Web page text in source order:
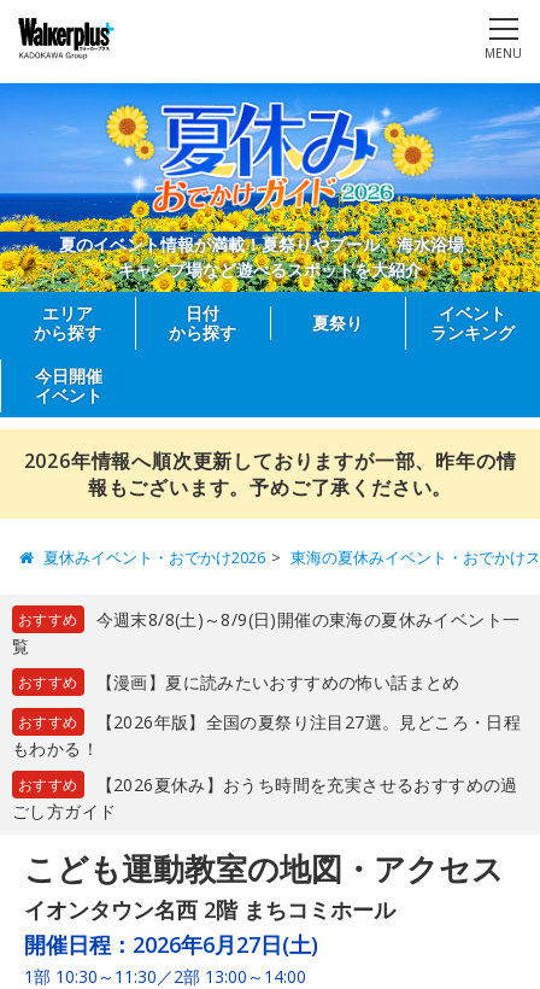
MENU
夏のイベント情報が満載！夏祭りやプール、海水浴場、
キャンプ場など遊べるスポットを大紹介
エリア
から探す
日付
から探す
夏祭り
イベント
ランキング
今日開催
イベント
2026年情報へ順次更新しておりますが一部、昨年の情
報もございます。予めご了承ください。
夏休みイベント・おでかけ2026 東海の夏休みイベント・おでかけ
おすすめ
今週末8/8(土)～8/9(日)開催の東海の夏休みイベント一
覧
おすすめ 【漫画】夏に読みたいおすすめの怖い話まとめ
おすすめ
【2026年版】全国の夏祭り注目27選。見どころ・日程
もわかる！
おすすめ
【2026夏休み】おうち時間を充実させるおすすめの過
ごし方ガイド
こども運動教室の地図・アクセス
イオンタウン名西 2階 まちコミホール
開催日程： 2026年6月27日(土)
1部 10:30～11:30／2部 13:00～14:00